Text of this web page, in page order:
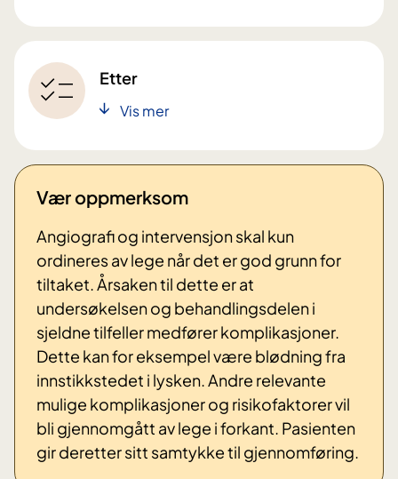
Etter
Vis mer
Vær oppmerksom
Angiografi og intervensjon skal kun
ordineres av lege når det er god grunn for
tiltaket. Årsaken til dette er at
undersøkelsen og behandlingsdelen i
sjeldne tilfeller medfører komplikasjoner.
Dette kan for eksempel være blødning fra
innstikkstedet i lysken. Andre relevante
mulige komplikasjoner og risikofaktorer vil
bli gjennomgått av lege i forkant. Pasienten
gir deretter sitt samtykke til gjennomføring.